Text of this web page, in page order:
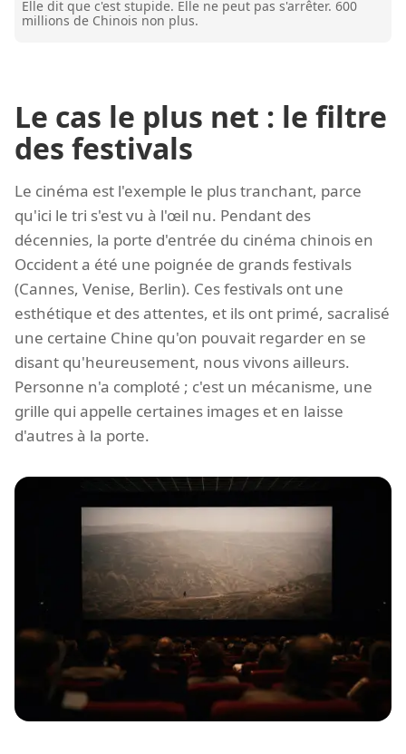
Elle dit que c'est stupide. Elle ne peut pas s'arrêter. 600
millions de Chinois non plus.
Le cas le plus net : le filtre
des festivals
Le cinéma est l'exemple le plus tranchant, parce
qu'ici le tri s'est vu à l'œil nu. Pendant des
décennies, la porte d'entrée du cinéma chinois en
Occident a été une poignée de grands festivals
(Cannes, Venise, Berlin). Ces festivals ont une
esthétique et des attentes, et ils ont primé, sacralisé
une certaine Chine qu'on pouvait regarder en se
disant qu'heureusement, nous vivons ailleurs.
Personne n'a comploté ; c'est un mécanisme, une
grille qui appelle certaines images et en laisse
d'autres à la porte.